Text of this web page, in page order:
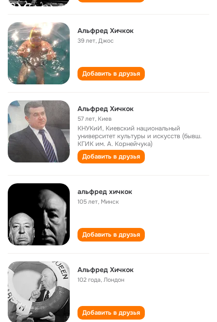
Альфред Хичкок
39 лет,Джос
Добавить в друзья
Альфред Хичкок
57 лет, Киев
КНУКиИ, Киевский национальный
университет культуры и искусств (бывш.
КГИК им. А. Корнейчука)
Добавить в друзья
альфред хичкок
105 лет, Минск
Добавить в друзья
Альфред Хичкок
102 года,Лондон
Добавить в друзья